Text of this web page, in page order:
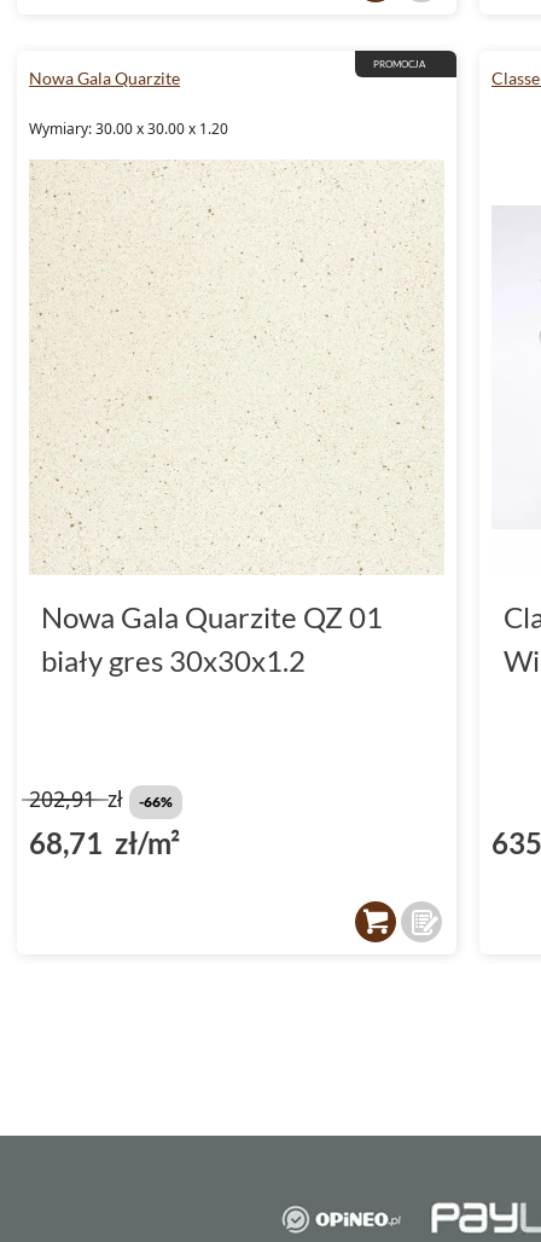
PROMOCJA
Nowa Gala Quarzite
Wymiary: 30.00 x 30.00 x 1.20
Nowa Gala Quarzite QZ 01
biały gres 30x30x1.2
202,91zł -66%
68,71 zł/m²